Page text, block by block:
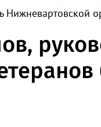
Нижневартовской